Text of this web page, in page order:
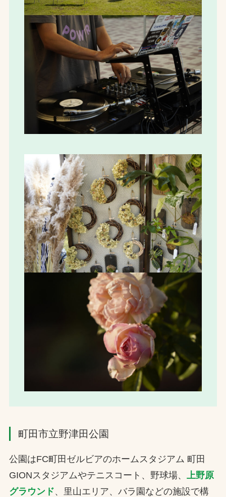
町田市立野津田公園
公園はFC町田ゼルビアのホームスタジアム 町田
GIONスタジアムやテニスコート、野球場、 上野原
グラウンド、里山エリア、バラ園などの施設で構